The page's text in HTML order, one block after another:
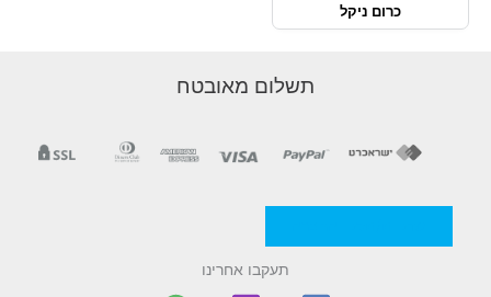
כרום ניקל
תשלום מאובטח
תעקבו אחרינו